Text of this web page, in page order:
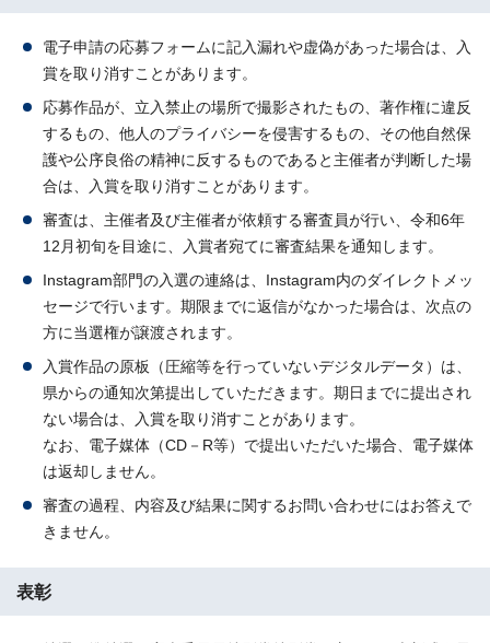
電子申請の応募フォームに記入漏れや虚偽があった場合は、入
賞を取り消すことがあります。
応募作品が、立入禁止の場所で撮影されたもの、著作権に違反
するもの、他人のプライバシーを侵害するもの、その他自然保
護や公序良俗の精神に反するものであると主催者が判断した場
合は、入賞を取り消すことがあります。
審査は、主催者及び主催者が依頼する審査員が行い、令和6年
12月初旬を目途に、入賞者宛てに審査結果を通知します。
Instagram部門の入選の連絡は、Instagram内のダイレクトメッ
セージで行います。期限までに返信がなかった場合は、次点の
方に当選権が譲渡されます。
入賞作品の原板（圧縮等を行っていないデジタルデータ）は、
県からの通知次第提出していただきます。期日までに提出され
ない場合は、入賞を取り消すことがあります。
なお、電子媒体（CD－R等）で提出いただいた場合、電子媒体
は返却しません。
審査の過程、内容及び結果に関するお問い合わせにはお答えで
きません。
表彰